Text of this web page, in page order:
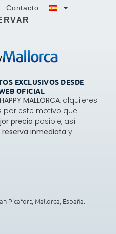
Contacto
EXCLUSIVOS DESDE
OFICIAL
HAPPY MALLORCA, alquileres
por este motivo que
precio posible, así
reserva inmediata y
Picafort, Mallorca, España.